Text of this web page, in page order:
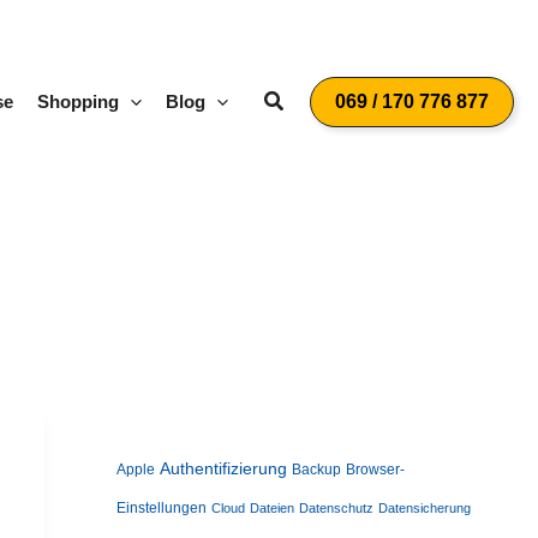
Shopping Blog Suchen069 / 170 776 877
Apple Authentifizierung Backup Browser-
Einstellungen Cloud Dateien Datenschutz Datensicherung